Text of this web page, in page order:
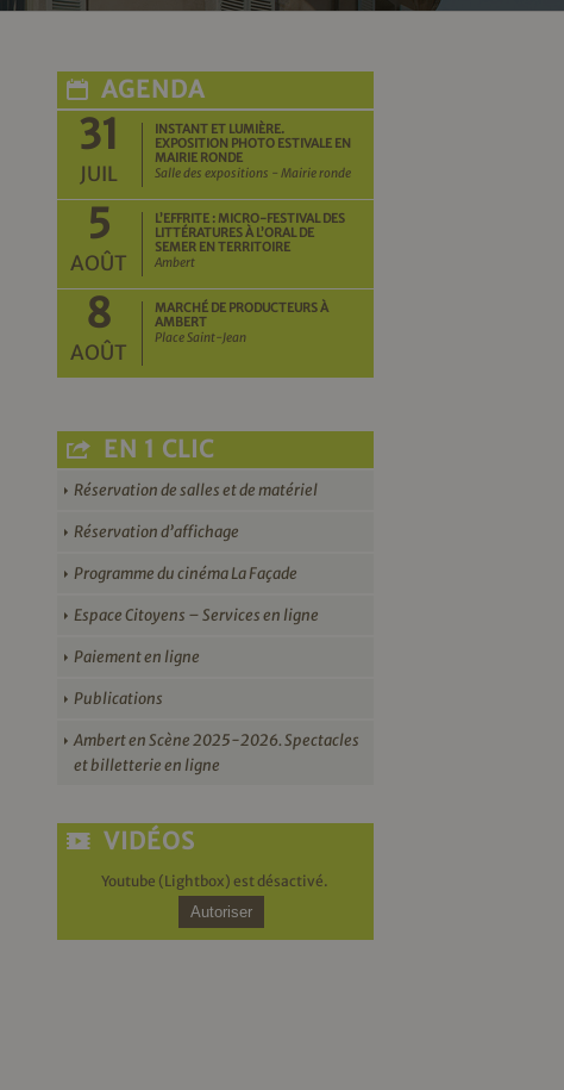
AGENDA
31
JUIL
INSTANT ET LUMIÈRE.
EXPOSITION PHOTO ESTIVALE EN
MAIRIE RONDE
Salle des expositions - Mairie ronde
5
AOÛT
L’EFFRITE : MICRO-FESTIVAL DES
LITTÉRATURES À L’ORAL DE
SEMER EN TERRITOIRE
Ambert
8
AOÛT
MARCHÉ DE PRODUCTEURS À
AMBERT
Place Saint-Jean
EN 1 CLIC
Réservation de salles et de matériel
Réservation d’affichage
Programme du cinéma La Façade
Espace Citoyens – Services en ligne
Paiement en ligne
Publications
Ambert en Scène 2025-2026. Spectacles
et billetterie en ligne
VIDÉOS
Youtube (Lightbox) est désactivé.
Autoriser